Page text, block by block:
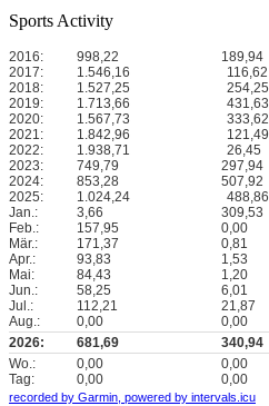
Sports Activity
2016: 998,22 189,94
2017:
1.546,16 116,62
2018:
1.527,25 254,25
2019:
1.713,66 431,63
2020:
1.567,73 333,62
2021:
1.842,96 121,49
2022:
1.938,71 26,45
2023:
749,79 297,94
2024:
853,28 507,92
2025:
1.024,24 488,86
Jan.:
3,66 309,53
Feb.:
157,95 0,00
Mär.:
171,37 0,81
Apr.:
93,83 1,53
Mai:
84,43 1,20
Jun.:
58,25 6,01
Jul.:
112,21 21,87
Aug.:
0,00 0,00
2026:
681,69 340,94
Wo.:
0,00 0,00
Tag:
0,00 0,00
recorded by Garmin, powered by intervals.icu